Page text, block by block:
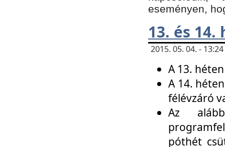
eseményen,
13. és
2015. 05. 04. -
A 13.
A 14.
félévzáró
Az
póthét